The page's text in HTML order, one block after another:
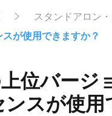
スタンドアロン
が使用できますか？
位バージ
スが使用